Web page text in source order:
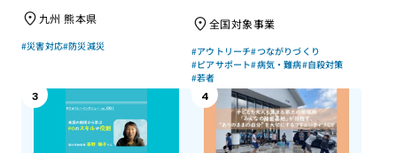
九州 熊本県
#災害対応#防災減災
組み全国対象事業
#アウトリーチ#つながりづくり
#ピアサポート#病気・難病#自殺対策
#若者
3 4